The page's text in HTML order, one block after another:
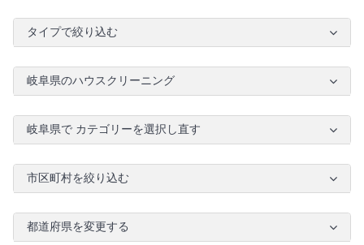
タイプで絞り込む
岐阜県のハウスクリーニング
岐阜県で カテゴリーを選択し直す
市区町村を絞り込む
都道府県を変更する